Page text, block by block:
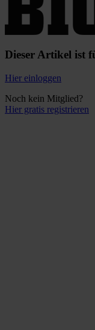
Dieser Artikel ist
Hier einloggen
Noch kein Mitglied?
Hier gratis registrieren